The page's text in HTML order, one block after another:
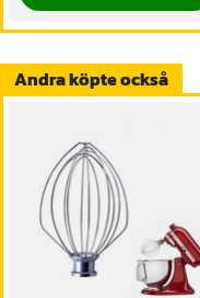
Andra köpte också